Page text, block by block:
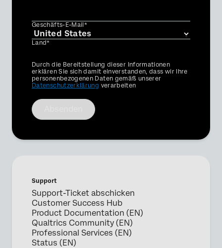
Geschäfts-E-Mail*
Land*
Privacy
Optin
Durch die Bereitstellung dieser Informationen
erklären Sie sich damit einverstanden, dass wir Ihre
personenbezogenen Daten gemäß unserer
Datenschutzerklärung verarbeiten
Support
Support-Ticket abschicken
Customer Success Hub
Product Documentation (EN)
Qualtrics Community (EN)
Professional Services (EN)
Status (EN)